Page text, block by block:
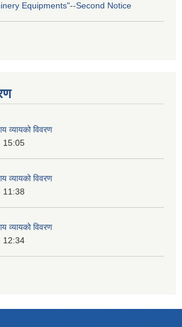
Equipments"--Second Notice
विवरण
15:05
विवरण
11:38
विवरण
12:34